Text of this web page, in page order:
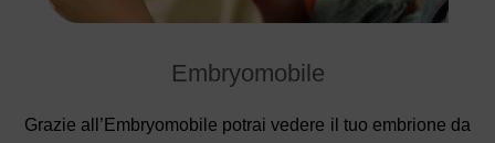
Embryomobile
Grazie all’Embryomobile potrai vedere il tuo embrione da